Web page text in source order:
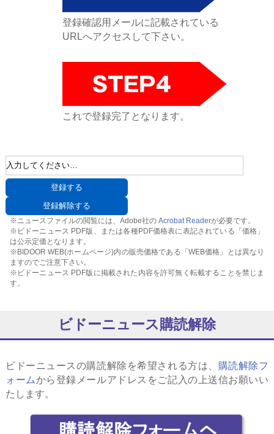
登録確認用メールに記載されている
URLへアクセスして下さい。
これで登録完了となります。
※ニュースファイルの閲覧には、Adobe社の Acrobat Readerが必要です。
※ビドーニュース PDF版、または各種PDF価格表に表記されている「価格」
は公示定価となります。
※BIDOOR WEB(ホームページ)内の販売価格である「WEB価格」とは異なり
ますのでご注意下さい。
※ビドーニュース PDF版に掲載された内容を許可無く転載することを禁じま
す。
ビドーニュース購読解除
ビドーニュースの購読解除を希望される方は、 購読解除フ
ォームから登録メールアドレスをご記入の上送信お願いい
たします。